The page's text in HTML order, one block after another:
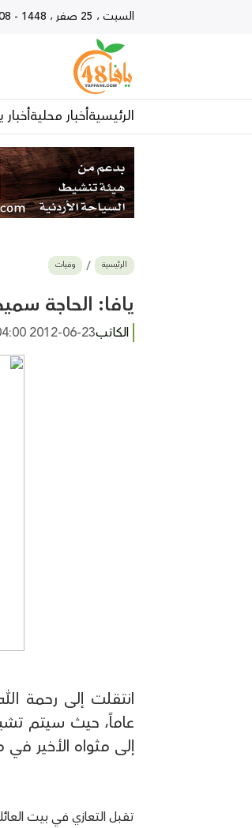
السبت ، 25 صفر ، 1448 - 08 أغسطس
الرئيسيةأخبار محليةأخبار
الرئيسية وفيات
يافا: الحاجة سميحة
الكاتب2012-06-23 16:04:00
عاماً، حيث سيتم
إلى مثواه الأخير
تقبل التعازي في بيت